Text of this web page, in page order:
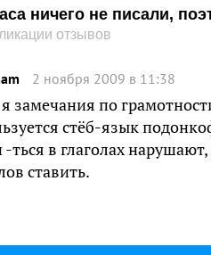
ничего не писали,
отзывов
2 ноября 2009 в 11:38
замечания по
стёб-язык
-ться в глаголах
ставить.